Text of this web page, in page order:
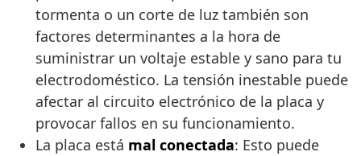
tormenta o un corte de luz también son
factores determinantes a la hora de
suministrar un voltaje estable y sano para tu
electrodoméstico. La tensión inestable puede
afectar al circuito electrónico de la placa y
provocar fallos en su funcionamiento.
La placa está mal conectada: Esto puede